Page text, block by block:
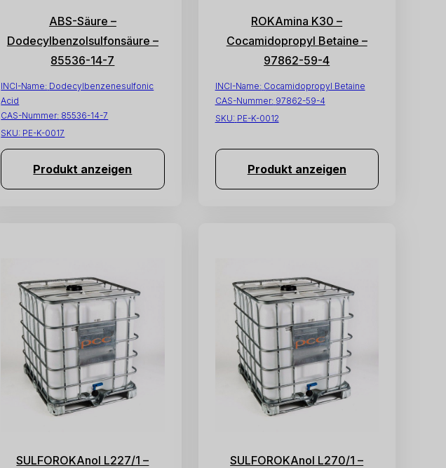
ABS-Säure –
Dodecylbenzolsulfonsäure –
85536-14-7
INCI-Name: Dodecylbenzenesulfonic
Acid
CAS-Nummer: 85536-14-7
SKU: PE-K-0017
Produkt anzeigen
ROKAmina K30 –
Cocamidopropyl Betaine –
97862-59-4
INCI-Name: Cocamidopropyl Betaine
CAS-Nummer: 97862-59-4
SKU: PE-K-0012
Produkt anzeigen
SULFOROKAnol L227/1 –
SULFOROKAnol L270/1 –